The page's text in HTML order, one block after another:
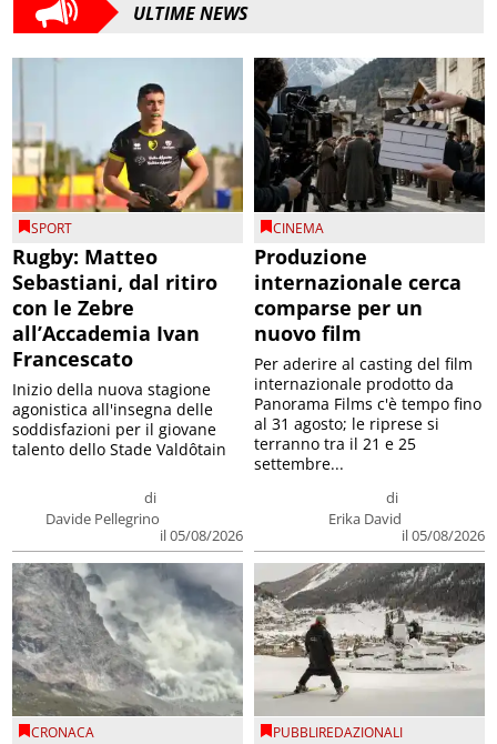
ULTIME NEWS
SPORT
Rugby: Matteo
Sebastiani, dal ritiro
con le Zebre
all’Accademia Ivan
Francescato
di
Davide Pellegrino
il 05/08/2026
Inizio della nuova stagione
agonistica all'insegna delle
soddisfazioni per il giovane
talento dello Stade Valdôtain
CINEMA
Produzione
internazionale cerca
comparse per un
nuovo film
di
Erika David
il 05/08/2026
Per aderire al casting del film
internazionale prodotto da
Panorama Films c'è tempo fino
al 31 agosto; le riprese si
terranno tra il 21 e 25
settembre...
CRONACA PUBBLIREDAZIONALI